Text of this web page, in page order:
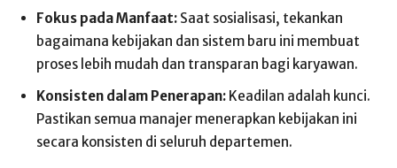
Fokus pada Manfaat: Saat sosialisasi, tekankan
bagaimana kebijakan dan sistem baru ini membuat
proses lebih mudah dan transparan bagi karyawan.
Konsisten dalam Penerapan: Keadilan adalah kunci.
Pastikan semua manajer menerapkan kebijakan ini
secara konsisten di seluruh departemen.